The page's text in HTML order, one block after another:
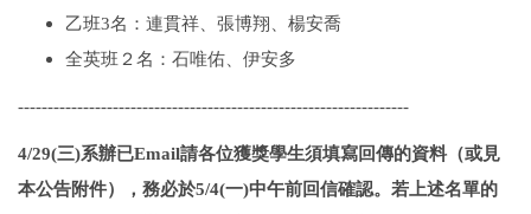
乙班3名：連貫祥、張博翔、楊安喬
全英班２名：石唯佑、伊安多
------------------------------------------------------------------
4/29(三)系辦已Email請各位獲獎學生須填寫回傳的資料（或見
本公告附件），務必於5/4(一)中午前回信確認。若上述名單的